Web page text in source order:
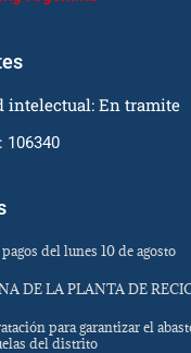
intelectual: En tramite
106340
del lunes 10 de agosto
DE LA PLANTA DE
para garantizar el
del distrito